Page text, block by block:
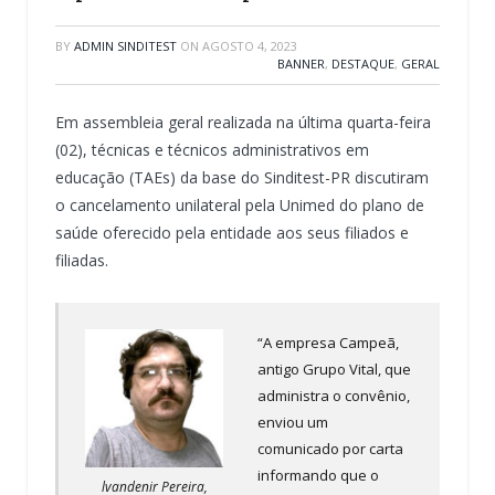
BY ADMIN SINDITEST ON AGOSTO 4, 2023
BANNER, DESTAQUE, GERAL
Em assembleia geral realizada na última quarta-feira
(02), técnicas e técnicos administrativos em
educação (TAEs) da base do Sinditest-PR discutiram
o cancelamento unilateral pela Unimed do plano de
saúde oferecido pela entidade aos seus filiados e
filiadas.
lvandenir Pereira,
“A empresa Campeã,
antigo Grupo Vital, que
administra o convênio,
enviou um
comunicado por carta
informando que o